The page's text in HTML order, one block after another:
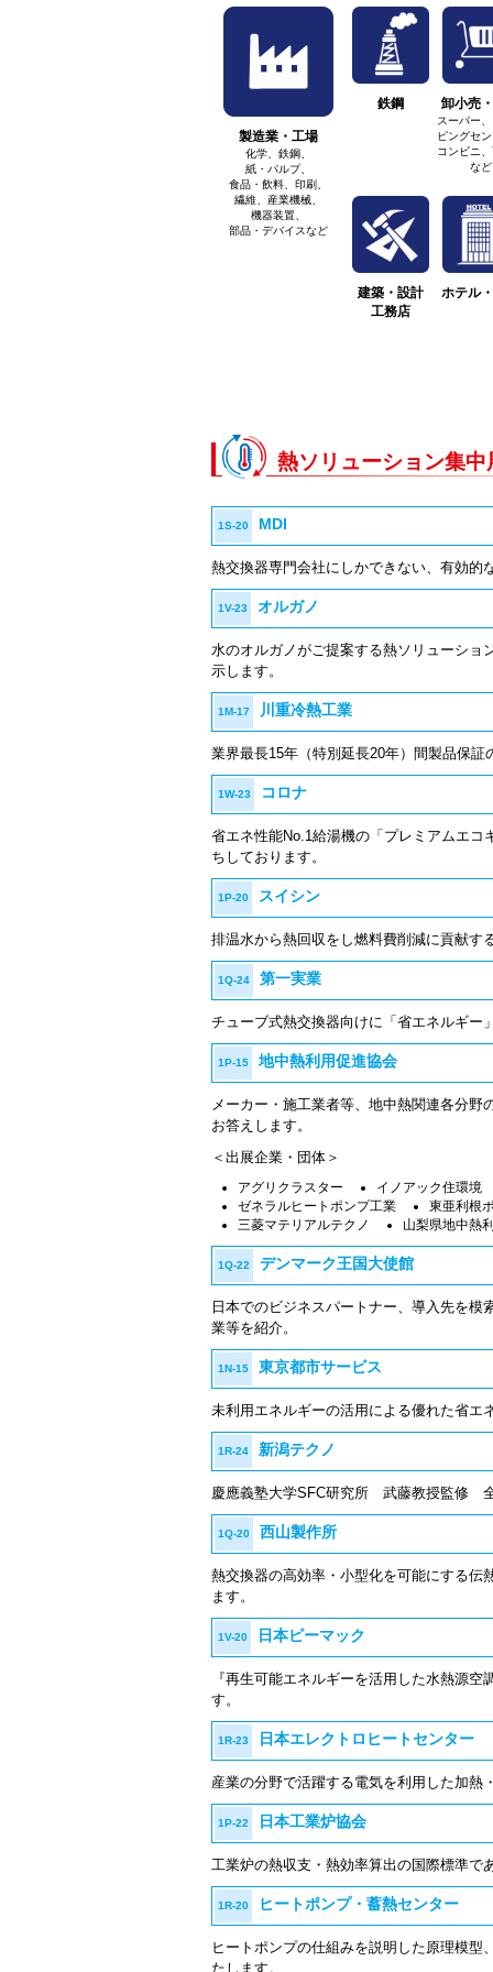
製造業・工場
化学、鉄鋼、
紙・パルプ、
食品・飲料、印刷、
繊維、産業機械、
機器装置、
部品・デバイスなど
鉄鋼 卸小売
スーパー
ピングセ
コンビニ
など
建築・設計
工務店
ホテル
熱ソリューション集
1S-20 MDI
熱交換器専門会社にしかできない、有効的
1V-23 オルガノ
水のオルガノがご提案する熱ソリューショ
示します。
1M-17 川重冷熱工業
業界最長15年（特別延長20年）間製品保証
1W-23 コロナ
省エネ性能No.1給湯機の「プレミアムエ
ちしております。
1P-20 スイシン
排温水から熱回収をし燃料費削減に貢献す
1Q-24 第一実業
チューブ式熱交換器向けに「省エネルギー
1P-15 地中熱利用促進協会
メーカー・施工業者等、地中熱関連各分
お答えします。
＜出展企業・団体＞
アグリクラスター
イノアック住環境
ゼネラルヒートポンプ工業
東亜利根
三菱マテリアルテクノ
山梨県地中熱
1Q-22 デンマーク王国大使館
日本でのビジネスパートナー、導入先を
業等を紹介。
1N-15 東京都市サービス
未利用エネルギーの活用による優れた省エ
1R-24 新潟テクノ
慶應義塾大学SFC研究所 武藤教授監修
1Q-20 西山製作所
熱交換器の高効率・小型化を可能にする伝
ます。
1V-20 日本ピーマック
『再生可能エネルギーを活用した水熱源
す。
1R-23 日本エレクトロヒートセンター
産業の分野で活躍する電気を利用した加熱
1P-22 日本工業炉協会
工業炉の熱収支・熱効率算出の国際標準で
1R-20 ヒートポンプ・蓄熱センター
ヒートポンプの仕組みを説明した原理模
たします。